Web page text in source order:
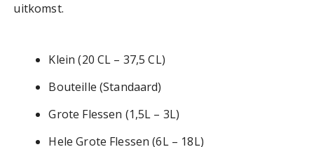
uitkomst.
Klein (20 CL – 37,5 CL)
Bouteille (Standaard)
Grote Flessen (1,5L – 3L)
Hele Grote Flessen (6L – 18L)